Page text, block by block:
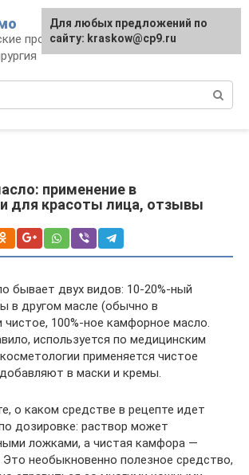
процедуры,
применение в
для красоты лица, отзывы
бывает двух видов: 10-20%-ный
в другом масле (обычно в
чистое, 100%-ное камфорное масло.
используется по медицинским
применяется чистое
в маски и кремы.
о каком средстве в рецепте идет
дозировке: раствор может
ложками, а чистая камфора —
Это необыкновенно полезное средство,
Для любых предложений по
сайту: kraskow@cp9.ru